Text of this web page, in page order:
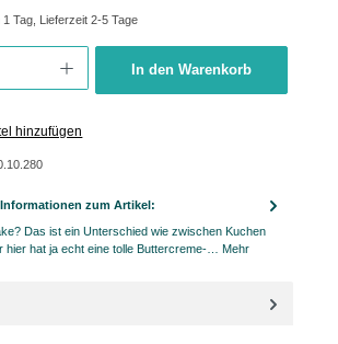
Tag, Lieferzeit 2-5 Tage
In den Warenkorb
hinzufügen
zum Artikel:
Das ist ein Unterschied wie zwischen Kuchen
hier hat ja echt eine tolle Buttercreme-… Mehr